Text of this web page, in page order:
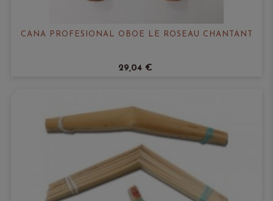
CAÑA PROFESIONAL OBOE LE ROSEAU CHANTANT
29,04 €